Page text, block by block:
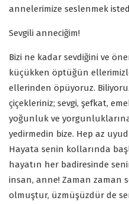
annelerimize seslenmek
Sevgili anneciğim!
Bizi ne kadar sevdiğini ve
küçükken öptüğün
ellerinden öpüyoruz.
çiçekleriniz; sevgi, şefkat,
yoğunluk ve
yedirmedin bize. Hep az
Hayata senin kollarında
hayatın her badiresinde
insan, anne! Zaman zaman
olmuştur, üzmüşüzdür de